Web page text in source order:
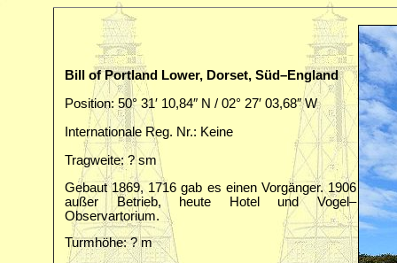
Bill of Portland Lower, Dorset, Süd–England
Position: 50° 31′ 10,84″ N / 02° 27′ 03,68″ W
Internationale Reg. Nr.: Keine
Tragweite: ? sm
Gebaut 1869, 1716 gab es einen Vorgänger. 1906
außer Betrieb, heute Hotel und Vogel–
Observartorium.
Turmhöhe: ? m